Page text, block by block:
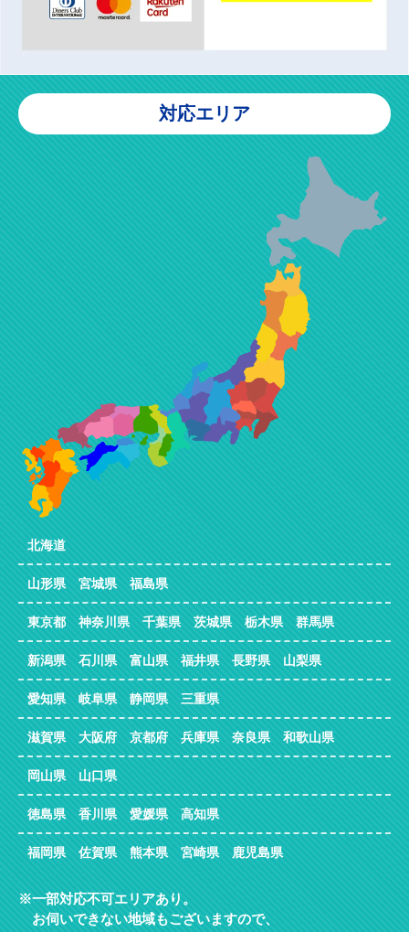
対応エリア
北海道
山形県 宮城県 福島県
東京都 神奈川県 千葉県 茨城県 栃木県 群馬県
新潟県 石川県 富山県 福井県 長野県 山梨県
愛知県 岐阜県 静岡県 三重県
滋賀県 大阪府 京都府 兵庫県 奈良県 和歌山県
岡山県 山口県
徳島県 香川県 愛媛県 高知県
福岡県 佐賀県 熊本県 宮崎県 鹿児島県
一部対応不可エリアあり。
お伺いできない地域もございますので、